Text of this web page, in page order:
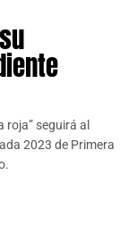
roja” seguirá al
2023 de Primera